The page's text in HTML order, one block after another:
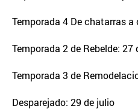
Temporada 4 De chatarras
Temporada 2 de Rebelde: 27
Temporada 3 de
Desparejado: 29 de julio